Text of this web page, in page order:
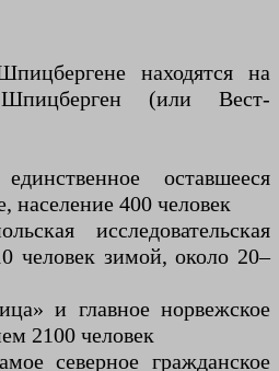
находятся на
(или Вест-
оставшееся
население 400 человек
исследовательская
человек зимой, около 20–
и главное норвежское
2100 человек
северное гражданское